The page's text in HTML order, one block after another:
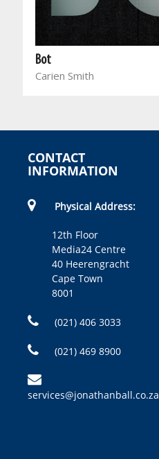
Bot
Carien Smith
CONTACT
INFORMATION
Physical Address:
12th Floor
Media24 Centre
40 Heerengracht
Cape Town
8001
(021) 406 3033
(021) 469 8900
services@jonathanball.co.za